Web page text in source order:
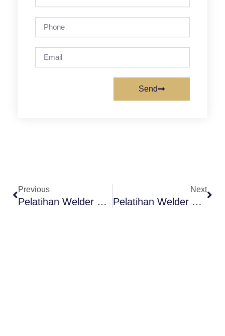
Send
Previous
Pelatihan Welder Di Jakarta Selatan Bersertifikat BNSP
Next
Pelatihan Welder Di Jakarta Utara Bersertifikat BNSP